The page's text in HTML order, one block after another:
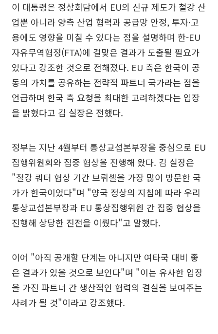
이 대통령은 정상회담에서 EU의 신규 제도가 철강 산
업뿐 아니라 양측 산업 협력과 공급망 안정, 투자·고
용에도 영향을 미칠 수 있다는 점을 설명하며 한-EU
자유무역협정(FTA)에 걸맞은 결과가 도출될 필요가
있다고 강조한 것으로 전해졌다. EU 측은 한국이 공
동의 가치를 공유하는 전략적 파트너 국가라는 점을
언급하며 한국 측 요청을 최대한 고려하겠다는 입장
을 밝혔다고 김 실장은 전했다.
정부는 지난 4월부터 통상교섭본부장을 중심으로 EU
집행위원회와 집중 협상을 진행해 왔다. 김 실장은
"철강 쿼터 협상 기간 브뤼셀을 가장 많이 방문한 국
가가 한국이었다"며 "양국 정상의 지침에 따라 우리
통상교섭본부장과 EU 통상집행위원 간 집중 협상을
진행해 상당한 진전을 이뤘다"고 말했다.
이어 "아직 공개할 단계는 아니지만 여타국 대비 좋
은 결과가 있을 것으로 보인다"며 "이는 유사한 입장
을 가진 파트너 간 생산적인 협력의 결실을 보여주는
사례가 될 것"이라고 강조했다.